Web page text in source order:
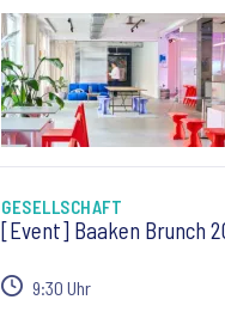
GESELLSCHAFT
[Event] Baaken Brunch
9:30 Uhr